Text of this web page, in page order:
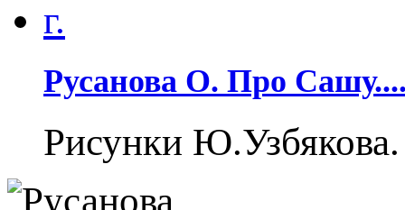
Русанова О. Про
Рисунки Ю.Узбякова.